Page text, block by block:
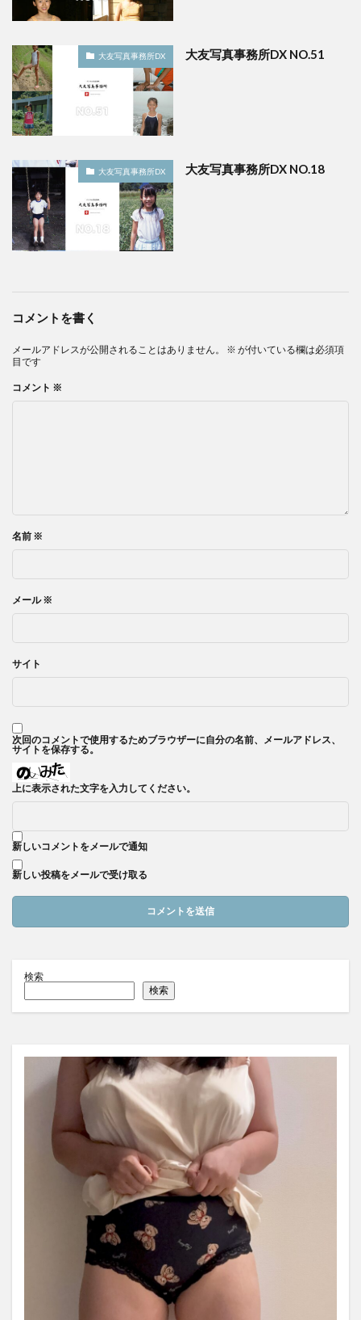
大友写真事務所DX 大友写真事務所DX NO.51
大友写真事務所DX 大友写真事務所DX NO.18
コメントを書く
メールアドレスが公開されることはありません。 ※ が付いている欄は必須項
目です
コメント ※
名前 ※
メール※
サイト
次回のコメントで使用するためブラウザーに自分の名前、メールアドレス、
サイトを保存する。
上に表示された文字を入力してください。
新しいコメントをメールで通知
新しい投稿をメールで受け取る
検索
検索